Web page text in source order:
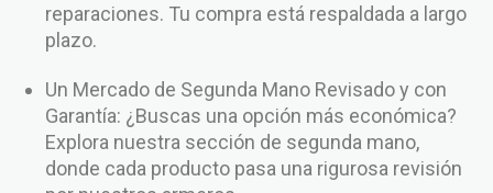
reparaciones. Tu compra está respaldada a largo
plazo.
Un Mercado de Segunda Mano Revisado y con
Garantía: ¿Buscas una opción más económica?
Explora nuestra sección de segunda mano,
donde cada producto pasa una rigurosa revisión